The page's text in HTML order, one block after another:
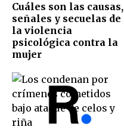
Cuáles son las causas,
señales y secuelas de
la violencia
psicológica contra la
mujer